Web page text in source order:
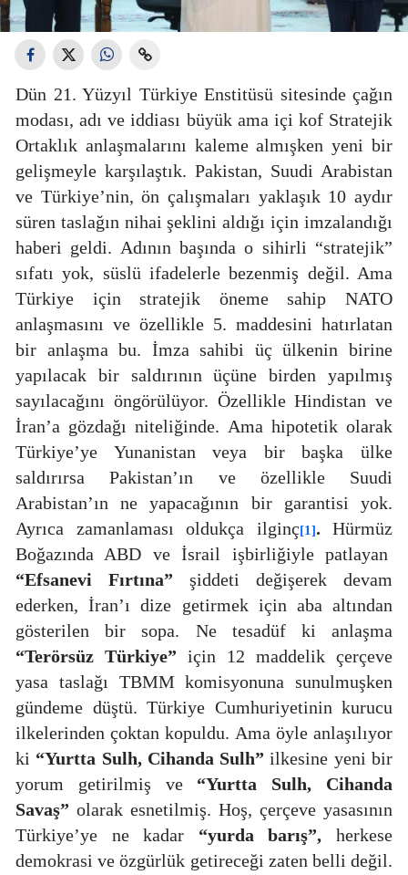
Dün 21. Yüzyıl Türkiye Enstitüsü sitesinde çağın
modası, adı ve iddiası büyük ama içi kof Stratejik
Ortaklık anlaşmalarını kaleme almışken yeni bir
gelişmeyle karşılaştık. Pakistan, Suudi Arabistan
ve Türkiye’nin, ön çalışmaları yaklaşık 10 aydır
süren taslağın nihai şeklini aldığı için imzalandığı
haberi geldi. Adının başında o sihirli “stratejik”
sıfatı yok, süslü ifadelerle bezenmiş değil. Ama
Türkiye için stratejik öneme sahip NATO
anlaşmasını ve özellikle 5. maddesini hatırlatan
bir anlaşma bu. İmza sahibi üç ülkenin birine
yapılacak bir saldırının üçüne birden yapılmış
sayılacağını öngörülüyor. Özellikle Hindistan ve
İran’a gözdağı niteliğinde. Ama hipotetik olarak
Türkiye’ye Yunanistan veya bir başka ülke
saldırırsa Pakistan’ın ve özellikle Suudi
Arabistan’ın ne yapacağının bir garantisi yok.
Ayrıca zamanlaması oldukça ilginç[1]. Hürmüz
Boğazında ABD ve İsrail işbirliğiyle patlayan
“Efsanevi Fırtına” şiddeti değişerek devam
ederken, İran’ı dize getirmek için aba altından
gösterilen bir sopa. Ne tesadüf ki anlaşma
“Terörsüz Türkiye” için 12 maddelik çerçeve
yasa taslağı TBMM komisyonuna sunulmuşken
gündeme düştü. Türkiye Cumhuriyetinin kurucu
ilkelerinden çoktan kopuldu. Ama öyle anlaşılıyor
ki “Yurtta Sulh, Cihanda Sulh” ilkesine yeni bir
yorum getirilmiş ve “Yurtta Sulh, Cihanda
Savaş” olarak esnetilmiş. Hoş, çerçeve yasasının
Türkiye’ye ne kadar “yurda barış”, herkese
demokrasi ve özgürlük getireceği zaten belli değil.